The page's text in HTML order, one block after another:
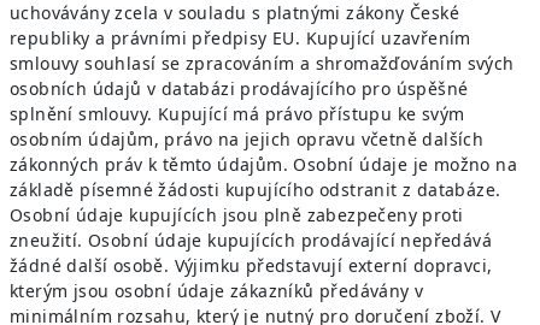
uchovávány zcela v souladu s platnými zákony České
republiky a právními předpisy EU. Kupující uzavřením
smlouvy souhlasí se zpracováním a shromažďováním svých
osobních údajů v databázi prodávajícího pro úspěšné
splnění smlouvy. Kupující má právo přístupu ke svým
osobním údajům, právo na jejich opravu včetně dalších
zákonných práv k těmto údajům. Osobní údaje je možno na
základě písemné žádosti kupujícího odstranit z databáze.
Osobní údaje kupujících jsou plně zabezpečeny proti
zneužití. Osobní údaje kupujících prodávající nepředává
žádné další osobě. Výjimku představují externí dopravci,
kterým jsou osobní údaje zákazníků předávány v
minimálním rozsahu, který je nutný pro doručení zboží. V